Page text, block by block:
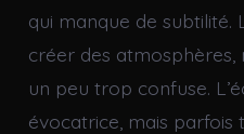
qui manque de subtilité.
créer des atmosphères,
un peu trop confuse.
évocatrice, mais